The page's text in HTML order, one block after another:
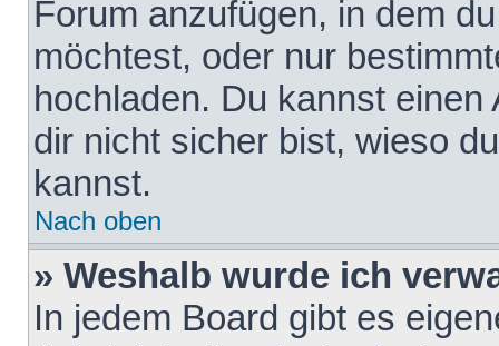
Forum anzufügen, in dem
möchtest, oder nur
hochladen. Du kannst
dir nicht sicher bist, wieso
kannst.
Nach oben
» Weshalb wurde ich
In jedem Board gibt es